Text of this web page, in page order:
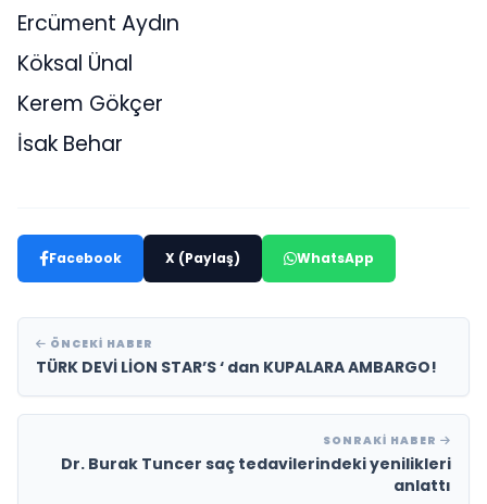
Ercüment Aydın
Köksal Ünal
Kerem Gökçer
İsak Behar
Facebook X (Paylaş) WhatsApp
ÖNCEKI HABER
TÜRK DEVİ LİON STAR’S ‘ dan KUPALARA AMBARGO!
SONRAKI HABER
Dr. Burak Tuncer saç tedavilerindeki yenilikleri
anlattı